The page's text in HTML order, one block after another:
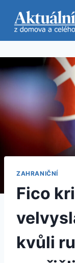
obsah
ZAHRANIČNÍ
Fico
kvůli